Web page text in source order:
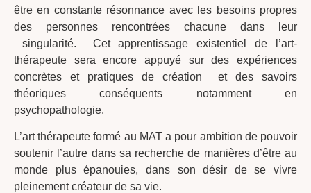
être en constante résonnance avec les besoins propres
des personnes rencontrées chacune dans leur
singularité. Cet apprentissage existentiel de l’art-
thérapeute sera encore appuyé sur des expériences
concrètes et pratiques de création et des savoirs
théoriques conséquents notamment en
psychopathologie.
L’art thérapeute formé au MAT a pour ambition de pouvoir
soutenir l’autre dans sa recherche de manières d’être au
monde plus épanouies, dans son désir de se vivre
pleinement créateur de sa vie.